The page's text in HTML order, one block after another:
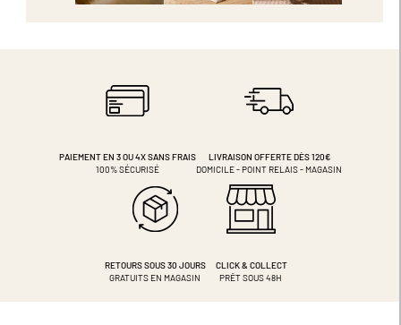
PAIEMENT EN 3 OU 4XSANS FRAIS
100% SÉCURISÉ
LIVRAISON OFFERTE DÈS 120€
DOMICILE - POINT RELAIS - MAGASIN
RETOURS SOUS 30 JOURS
GRATUITS EN MAGASIN
CLICK & COLLECT
PRÊT SOUS 48H